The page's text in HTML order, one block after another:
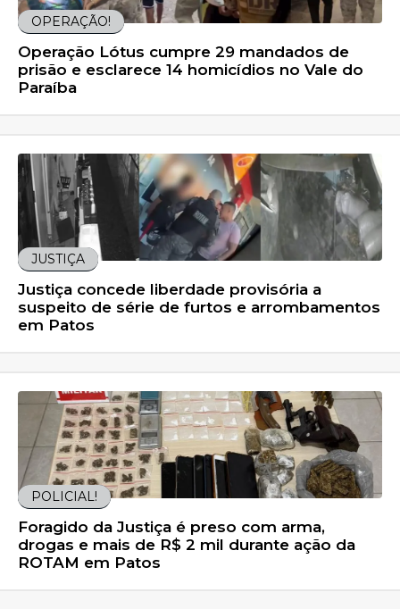
OPERAÇÃO!
Operação Lótus cumpre 29 mandados de
prisão e esclarece 14 homicídios no Vale do
Paraíba
JUSTIÇA
Justiça concede liberdade provisória a
suspeito de série de furtos e arrombamentos
em Patos
POLICIAL!
Foragido da Justiça é preso com arma,
drogas e mais de R$ 2 mil durante ação da
ROTAM em Patos